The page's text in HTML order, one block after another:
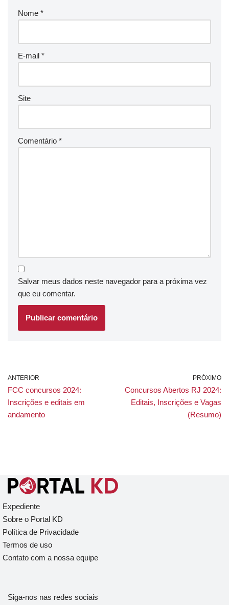
Nome *
E-mail *
Site
Comentário *
Salvar meus dados neste navegador para a próxima vez
que eu comentar.
ANTERIOR
FCC concursos 2024:
Inscrições e editais em
andamento
PRÓXIMO
Concursos Abertos RJ 2024:
Editais, Inscrições e Vagas
(Resumo)
Expediente
Sobre o Portal KD
Política de Privacidade
Termos de uso
Contato com a nossa equipe
Siga-nos nas redes sociais